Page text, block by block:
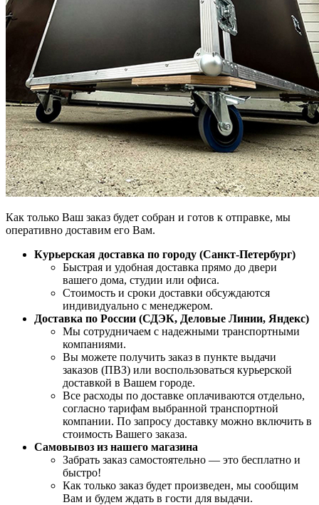
Как только Ваш заказ будет собран и готов к отправке, мы
оперативно доставим его Вам.
Курьерская доставка по городу (Санкт-Петербург)
Быстрая и удобная доставка прямо до двери
вашего дома, студии или офиса.
Стоимость и сроки доставки обсуждаются
индивидуально с менеджером.
Доставка по России (СДЭК, Деловые Линии, Яндекс)
Мы сотрудничаем с надежными транспортными
компаниями.
Вы можете получить заказ в пункте выдачи
заказов (ПВЗ) или воспользоваться курьерской
доставкой в Вашем городе.
Все расходы по доставке оплачиваются отдельно,
согласно тарифам выбранной транспортной
компании. По запросу доставку можно включить в
стоимость Вашего заказа.
Самовывоз из нашего магазина
Забрать заказ самостоятельно — это бесплатно и
быстро!
Как только заказ будет произведен, мы сообщим
Вам и будем ждать в гости для выдачи.